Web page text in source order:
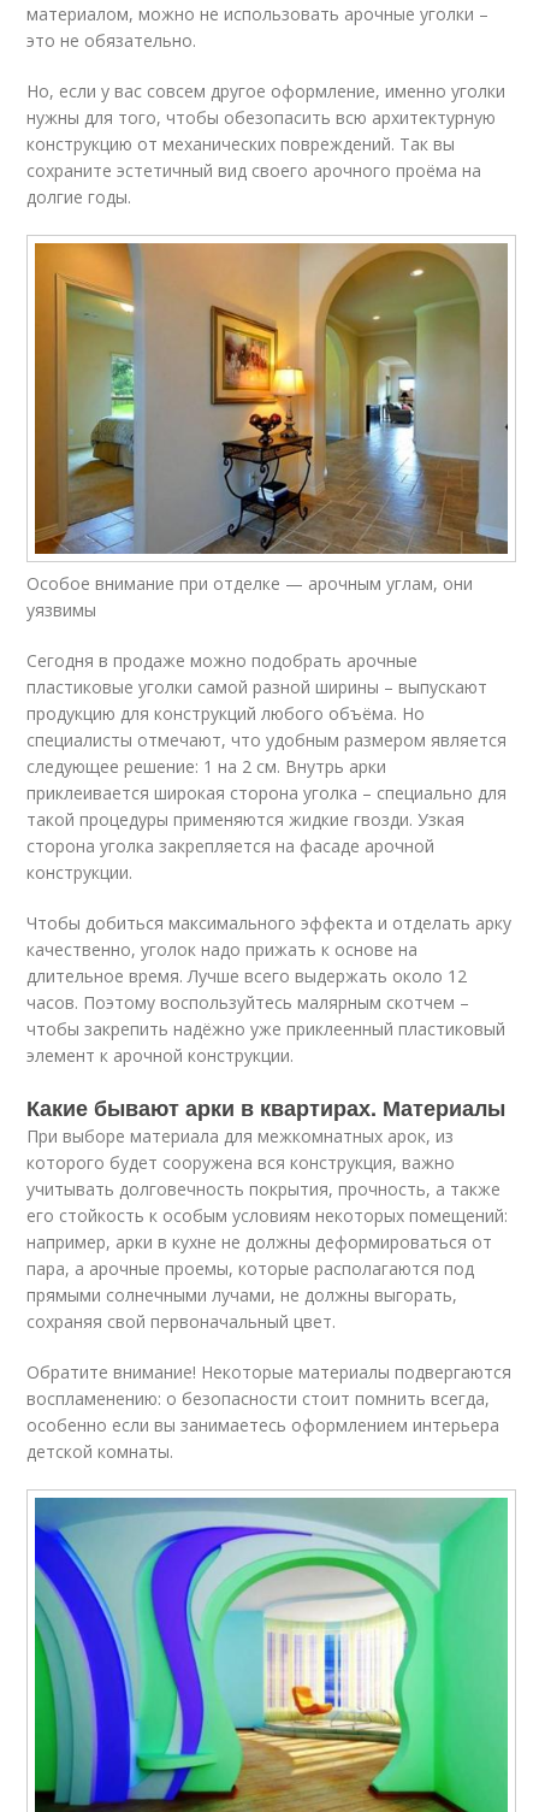
материалом, можно не использовать арочные уголки –
это не обязательно.
Но, если у вас совсем другое оформление, именно уголки
нужны для того, чтобы обезопасить всю архитектурную
конструкцию от механических повреждений. Так вы
сохраните эстетичный вид своего арочного проёма на
долгие годы.
Особое внимание при отделке — арочным углам, они
уязвимы
Сегодня в продаже можно подобрать арочные
пластиковые уголки самой разной ширины – выпускают
продукцию для конструкций любого объёма. Но
специалисты отмечают, что удобным размером является
следующее решение: 1 на 2 см. Внутрь арки
приклеивается широкая сторона уголка – специально для
такой процедуры применяются жидкие гвозди. Узкая
сторона уголка закрепляется на фасаде арочной
конструкции.
Чтобы добиться максимального эффекта и отделать арку
качественно, уголок надо прижать к основе на
длительное время. Лучше всего выдержать около 12
часов. Поэтому воспользуйтесь малярным скотчем –
чтобы закрепить надёжно уже приклеенный пластиковый
элемент к арочной конструкции.
Какие бывают арки в квартирах. Материалы
При выборе материала для межкомнатных арок, из
которого будет сооружена вся конструкция, важно
учитывать долговечность покрытия, прочность, а также
его стойкость к особым условиям некоторых помещений:
например, арки в кухне не должны деформироваться от
пара, а арочные проемы, которые располагаются под
прямыми солнечными лучами, не должны выгорать,
сохраняя свой первоначальный цвет.
Обратите внимание! Некоторые материалы подвергаются
воспламенению: о безопасности стоит помнить всегда,
особенно если вы занимаетесь оформлением интерьера
детской комнаты.